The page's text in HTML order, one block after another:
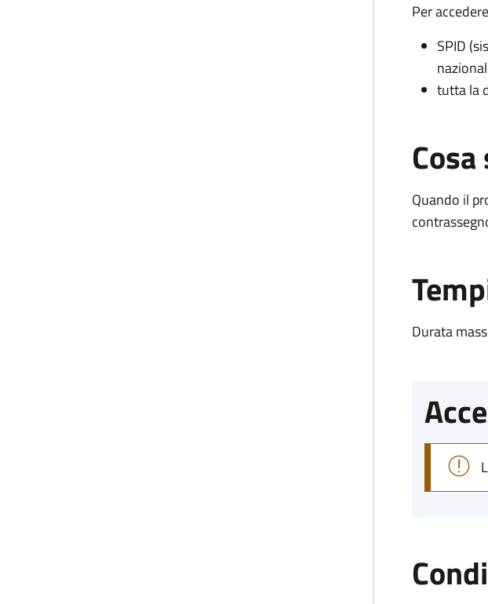
Per
SPID
tutta la
Quando il
Durata